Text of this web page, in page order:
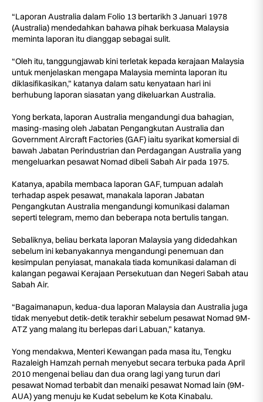
“Laporan Australia dalam Folio 13 bertarikh 3 Januari 1978
(Australia) mendedahkan bahawa pihak berkuasa Malaysia
meminta laporan itu dianggap sebagai sulit.
“Oleh itu, tanggungjawab kini terletak kepada kerajaan Malaysia
untuk menjelaskan mengapa Malaysia meminta laporan itu
diklasifikasikan,” katanya dalam satu kenyataan hari ini
berhubung laporan siasatan yang dikeluarkan Australia.
Yong berkata, laporan Australia mengandungi dua bahagian,
masing-masing oleh Jabatan Pengangkutan Australia dan
Government Aircraft Factories (GAF) iaitu syarikat komersial di
bawah Jabatan Perindustrian dan Perdagangan Australia yang
mengeluarkan pesawat Nomad dibeli Sabah Air pada 1975.
Katanya, apabila membaca laporan GAF, tumpuan adalah
terhadap aspek pesawat, manakala laporan Jabatan
Pengangkutan Australia mengandungi komunikasi dalaman
seperti telegram, memo dan beberapa nota bertulis tangan.
Sebaliknya, beliau berkata laporan Malaysia yang didedahkan
sebelum ini kebanyakannya mengandungi penemuan dan
kesimpulan penyiasat, manakala tiada komunikasi dalaman di
kalangan pegawai Kerajaan Persekutuan dan Negeri Sabah atau
Sabah Air.
“Bagaimanapun, kedua-dua laporan Malaysia dan Australia juga
tidak menyebut detik-detik terakhir sebelum pesawat Nomad 9M-
ATZ yang malang itu berlepas dari Labuan,” katanya.
Yong mendakwa, Menteri Kewangan pada masa itu, Tengku
Razaleigh Hamzah pernah menyebut secara terbuka pada April
2010 mengenai beliau dan dua orang lagi yang turun dari
pesawat Nomad terbabit dan menaiki pesawat Nomad lain (9M-
AUA) yang menuju ke Kudat sebelum ke Kota Kinabalu.